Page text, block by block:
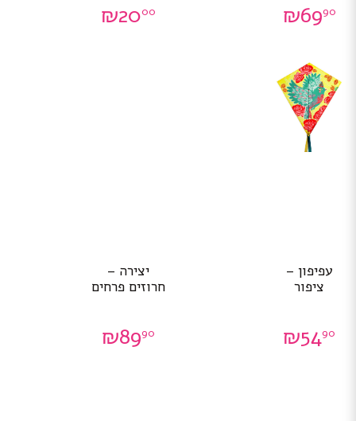
₪6990
₪2000
עפיפון –
ציפור
₪5490
יצירה –
חרוזים פרחים
₪8990